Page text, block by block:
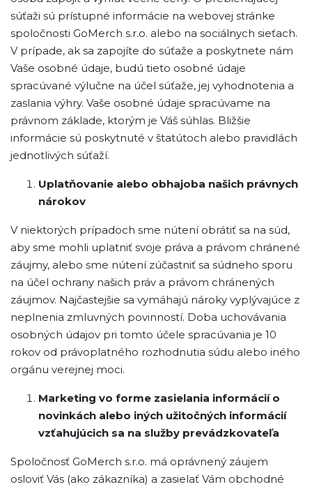
súťaži sú prístupné informácie na webovej stránke
spoločnosti GoMerch s.r.o. alebo na sociálnych sieťach.
V prípade, ak sa zapojíte do súťaže a poskytnete nám
Vaše osobné údaje, budú tieto osobné údaje
spracúvané výlučne na účel súťaže, jej vyhodnotenia a
zaslania výhry. Vaše osobné údaje spracúvame na
právnom základe, ktorým je Váš súhlas. Bližšie
informácie sú poskytnuté v štatútoch alebo pravidlách
jednotlivých súťaží.
Uplatňovanie alebo obhajoba našich právnych
nárokov
V niektorých prípadoch sme nútení obrátiť sa na súd,
aby sme mohli uplatniť svoje práva a právom chránené
záujmy, alebo sme nútení zúčastniť sa súdneho sporu
na účel ochrany našich práv a právom chránených
záujmov. Najčastejšie sa vymáhajú nároky vyplývajúce z
neplnenia zmluvných povinností. Doba uchovávania
osobných údajov pri tomto účele spracúvania je 10
rokov od právoplatného rozhodnutia súdu alebo iného
orgánu verejnej moci.
Marketing vo forme zasielania informácií o
novinkách alebo iných užitočných informácií
vzťahujúcich sa na služby prevádzkovateľa
Spoločnosť GoMerch s.r.o. má oprávnený záujem
osloviť Vás (ako zákazníka) a zasielať Vám obchodné